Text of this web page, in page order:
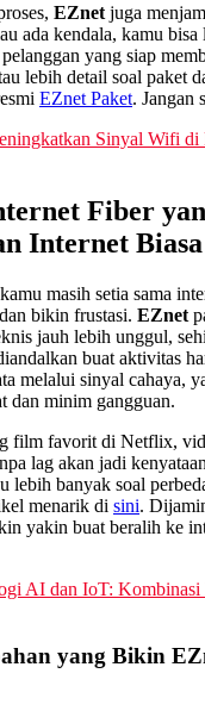
EZnet juga
ada kendala, kamu
yang siap
lebih detail soal paket
EZnet Paket. Jangan
Sinyal Wifi di
Fiber
Internet Biasa
masih setia sama
bikin frustasi. EZnet
jauh lebih unggul,
buat aktivitas
melalui sinyal cahaya,
dan minim gangguan.
film favorit di Netflix,
lag akan jadi
lebih banyak soal
menarik di sini.
yakin buat beralih ke
AI dan IoT: Kombinasi
yang Bikin